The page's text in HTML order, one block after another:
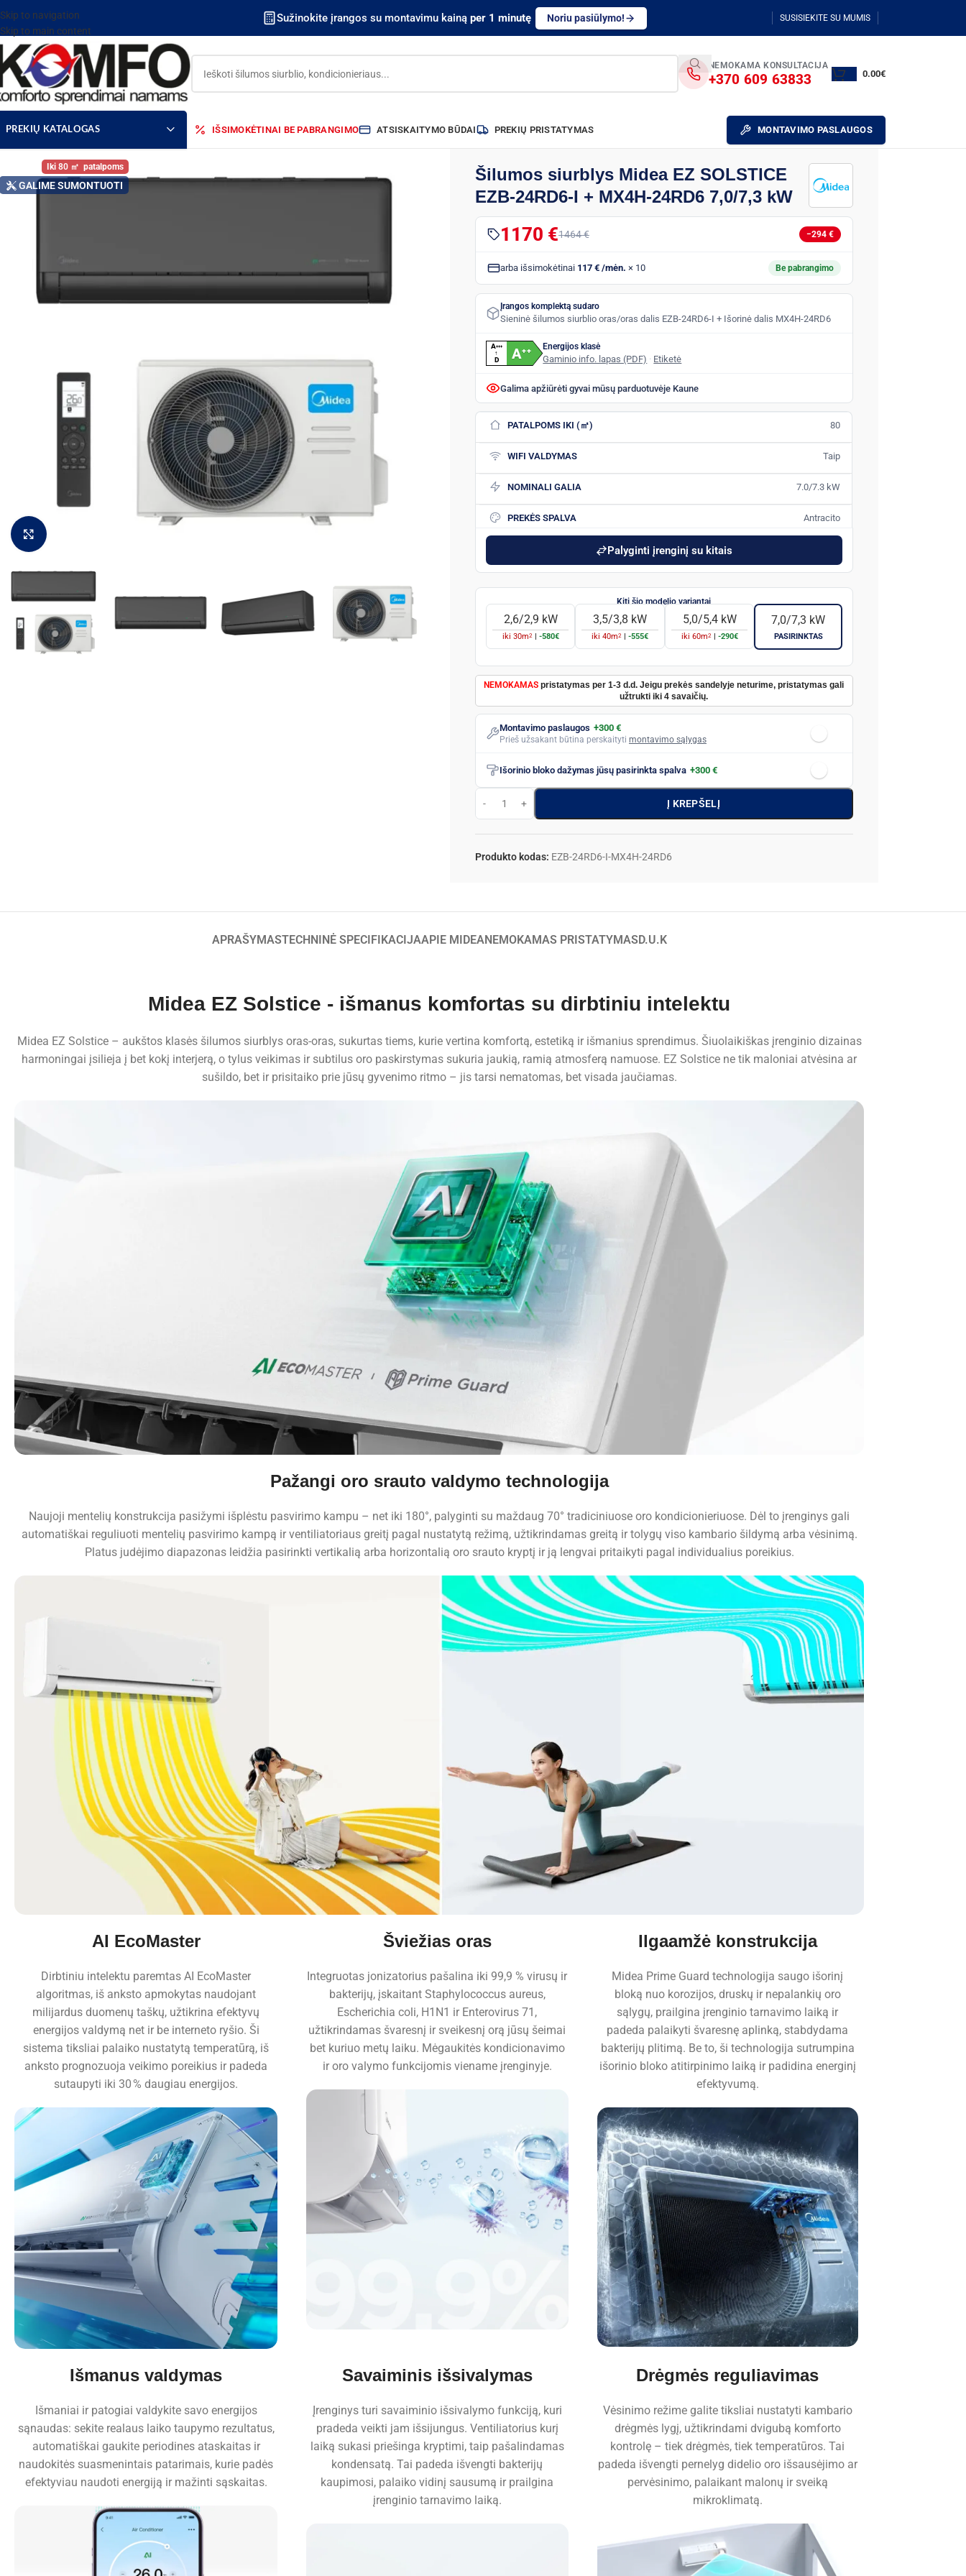
Skip to navigation
Skip to main content
Sužinokite įrangos su montavimu kainą per 1 minutę Noriu pasiūlymo! SUSISIEKITE SU MUMIS
NEMOKAMA KONSULTACIJA
+370 609 63833 0.00€
PREKIŲ KATALOGAS IŠSIMOKĖTINAI BE PABRANGIMO ATSISKAITYMO BŪDAI PREKIŲ PRISTATYMAS MONTAVIMO PASLAUGOS
80
GALIME SUMONTUOTI
Šilumos siurblys Midea EZ SOLSTICE
EZB-24RD6-I + MX4H-24RD6 7,0/7,3 kW
1170 €1464 € −294 €
arba išsimokėtinai 117 € /mėn. × 10 Be pabrangimo
Įrangos komplektą sudaro
Sieninė šilumos siurblio oras/oras dalis EZB-24RD6-I + Išorinė dalis MX4H-24RD6
A+++
↑
D A++ Energijos klasė
Gaminio info. lapas (PDF) · Etiketė
Galima apžiūrėti gyvai mūsų parduotuvėje Kaune
PATALPOMS IKI (㎡) 80
WIFI VALDYMAS Taip
NOMINALI GALIA 7.0/7.3 kW
PREKĖS SPALVA Antracito
Palyginti įrenginį su kitais
2,6/2,9 kW
iki 30m2 -580€
3,5/3,8 kW
iki40m2 -555€
5,0/5,4 kW
iki 60m2 -290€
7,0/7,3 kW
PASIRINKTAS
NEMOKAMAS pristatymas per 1-3 d.d. Jeigu prekės sandelyje neturime, pristatymas gali
užtrukti iki 4 savaičių.
Montavimo paslaugos +300 €
Prieš užsakant būtina perskaityti montavimo sąlygas
Išorinio bloko dažymas jūsų pasirinkta spalva +300 €
Į KREPŠELĮ
Produkto kodas: EZB-24RD6-I-MX4H-24RD6
APRAŠYMASTECHNINĖ SPECIFIKACIJAAPIE MIDEANEMOKAMAS PRISTATYMAS D.U.K
Midea EZ Solstice - išmanus komfortas su dirbtiniu intelektu
Midea EZ Solstice – aukštos klasės šilumos siurblys oras-oras, sukurtas tiems, kurie vertina komfortą, estetiką ir išmanius sprendimus. Šiuolaikiškas įrenginio dizainas
harmoningai įsilieja į bet kokį interjerą, o tylus veikimas ir subtilus oro paskirstymas sukuria jaukią, ramią atmosferą namuose. EZ Solstice ne tik maloniai atvėsina ar
sušildo, bet ir prisitaiko prie jūsų gyvenimo ritmo – jis tarsi nematomas, bet visada jaučiamas.
Pažangi oro srauto valdymo technologija
Naujoji mentelių konstrukcija pasižymi išplėstu pasvirimo kampu – net iki 180°, palyginti su maždaug 70° tradiciniuose oro kondicionieriuose. Dėl to įrenginys gali
automatiškai reguliuoti mentelių pasvirimo kampą ir ventiliatoriaus greitį pagal nustatytą režimą, užtikrindamas greitą ir tolygų viso kambario šildymą arba vėsinimą.
Platus judėjimo diapazonas leidžia pasirinkti vertikalią arba horizontalią oro srauto kryptį ir ją lengvai pritaikyti pagal individualius poreikius.
AI EcoMaster
Dirbtiniu intelektu paremtas AI EcoMaster
algoritmas, iš anksto apmokytas naudojant
milijardus duomenų taškų, užtikrina efektyvų
energijos valdymą net ir be interneto ryšio. Ši
sistema tiksliai palaiko nustatytą temperatūrą, iš
anksto prognozuoja veikimo poreikius ir padeda
sutaupyti iki 30 % daugiau energijos.
Šviežias oras
Integruotas jonizatorius pašalina iki 99,9 % virusų ir
bakterijų, įskaitant Staphylococcus aureus,
Escherichia coli, H1N1 ir Enterovirus 71,
užtikrindamas švaresnį ir sveikesnį orą jūsų šeimai
bet kuriuo metų laiku. Mėgaukitės kondicionavimo
ir oro valymo funkcijomis viename įrenginyje.
Ilgaamžė konstrukcija
Midea Prime Guard technologija saugo išorinį
bloką nuo korozijos, druskų ir nepalankių oro
sąlygų, prailgina įrenginio tarnavimo laiką ir
padeda palaikyti švaresnę aplinką, stabdydama
bakterijų plitimą. Be to, ši technologija sutrumpina
išorinio bloko atitirpinimo laiką ir padidina energinį
efektyvumą.
Išmanus valdymas
Išmaniai ir patogiai valdykite savo energijos
sąnaudas: sekite realaus laiko taupymo rezultatus,
automatiškai gaukite periodines ataskaitas ir
naudokitės suasmenintais patarimais, kurie padės
efektyviau naudoti energiją ir mažinti sąskaitas.
Savaiminis išsivalymas
Įrenginys turi savaiminio išsivalymo funkciją, kuri
pradeda veikti jam išsijungus. Ventiliatorius kurį
laiką sukasi priešinga kryptimi, taip pašalindamas
kondensatą. Tai padeda išvengti bakterijų
kaupimosi, palaiko vidinį sausumą ir prailgina
įrenginio tarnavimo laiką.
Drėgmės reguliavimas
Vėsinimo režime galite tiksliai nustatyti kambario
drėgmės lygį, užtikrindami dvigubą komforto
kontrolę – tiek drėgmės, tiek temperatūros. Tai
padeda išvengti pernelyg didelio oro išsausėjimo ar
pervėsinimo, palaikant malonų ir sveiką
mikroklimatą.